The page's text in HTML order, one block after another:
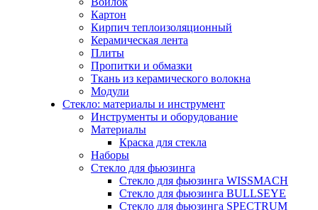
Картон
Кирпич теплоизоляционный
Керамическая лента
Плиты
Пропитки и обмазки
Ткань из керамического волокна
Модули
Стекло: материалы и инструмент
Инструменты и оборудование
Материалы
Краска для стекла
Наборы
Стекло для фьюзинга
Стекло для фьюзинга WISSMACH
Стекло для фьюзинга BULLSEYE
Стекло для фьюзинга SPECTRUM